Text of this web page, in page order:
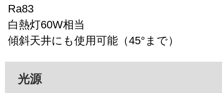
Ra83
白熱灯60W相当
傾斜天井にも使用可能（45°まで）
光源